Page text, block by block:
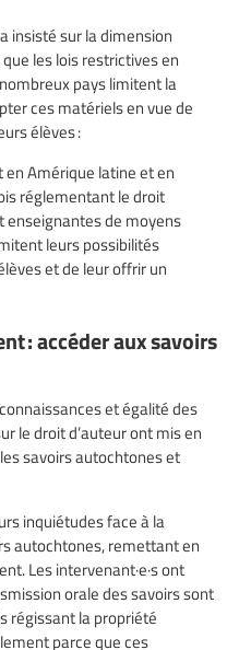
insisté sur la dimension
les lois restrictives en
pays limitent la
ces matériels en vue de
élèves :
en Amérique latine et en
réglementant le droit
enseignantes de moyens
leurs possibilités
et de leur offrir un
: accéder aux savoirs
et égalité des
le droit d’auteur ont mis en
savoirs autochtones et
inquiétudes face à la
autochtones, remettant en
Les intervenant·e·s ont
orale des savoirs sont
régissant la propriété
parce que ces